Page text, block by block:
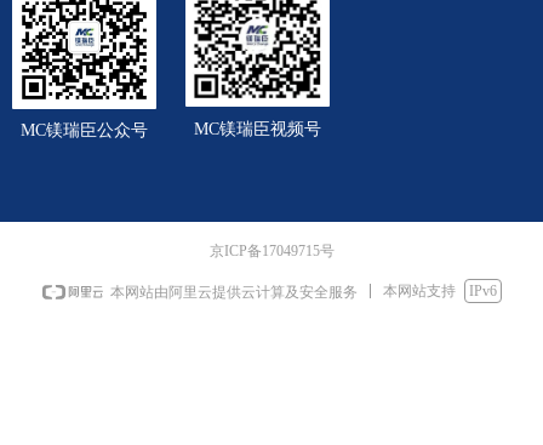
MC镁瑞臣公众号 MC镁瑞臣视频号
京ICP备17049715号
本网站由阿里云提供云计算及安全服务 本网站支持 IPv6